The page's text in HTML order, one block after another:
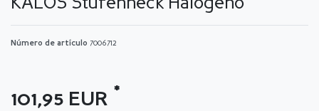
KALOS Stufenheck Halógeno
Número de artículo 7006712
101,95 EUR *